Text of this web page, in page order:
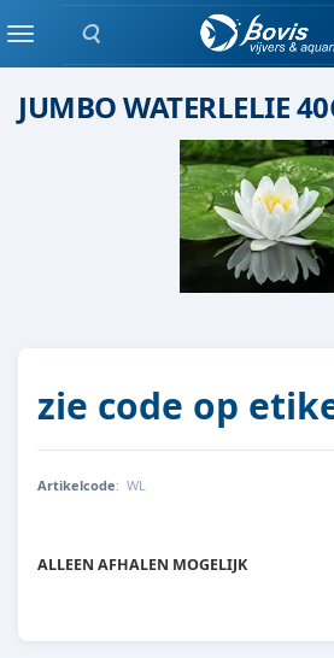
Zoeken
Menuwaterlelie
JUMBO WATERLELIE
zie code op
Artikelcode: WL
WL
ALLEEN AFHALEN MOGELIJK